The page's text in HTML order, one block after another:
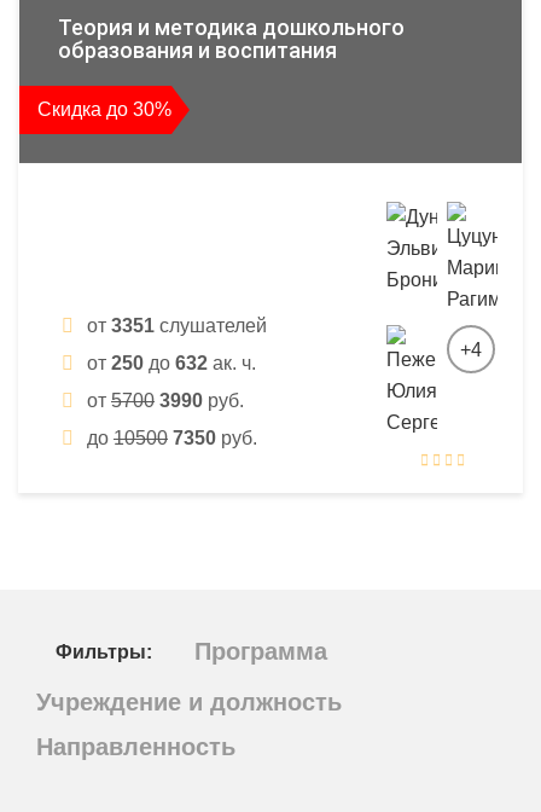
Теория и методика дошкольного
образования и воспитания
Скидка до 30%
от 3351 слушателей
от 250 до 632 ак. ч.
от 5700 3990 руб.
до 10500 7350 руб.
+4
Фильтры:
Программа
Учреждение и должность
Направленность